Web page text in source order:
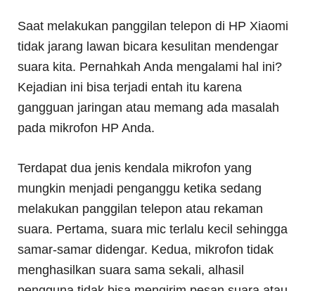
Saat melakukan panggilan telepon di HP Xiaomi
tidak jarang lawan bicara kesulitan mendengar
suara kita. Pernahkah Anda mengalami hal ini?
Kejadian ini bisa terjadi entah itu karena
gangguan jaringan atau memang ada masalah
pada mikrofon HP Anda.
Terdapat dua jenis kendala mikrofon yang
mungkin menjadi penganggu ketika sedang
melakukan panggilan telepon atau rekaman
suara. Pertama, suara mic terlalu kecil sehingga
samar-samar didengar. Kedua, mikrofon tidak
menghasilkan suara sama sekali, alhasil